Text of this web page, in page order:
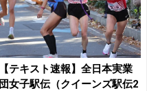
【テキスト速報】全日本実業
団女子駅伝（クイーンズ駅伝2